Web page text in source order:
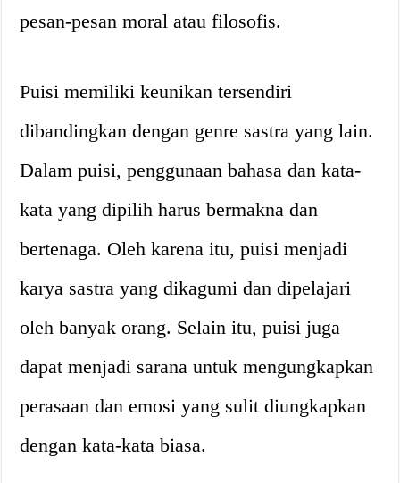
pesan-pesan moral atau filosofis.
Puisi memiliki keunikan tersendiri
dibandingkan dengan genre sastra yang lain.
Dalam puisi, penggunaan bahasa dan kata-
kata yang dipilih harus bermakna dan
bertenaga. Oleh karena itu, puisi menjadi
karya sastra yang dikagumi dan dipelajari
oleh banyak orang. Selain itu, puisi juga
dapat menjadi sarana untuk mengungkapkan
perasaan dan emosi yang sulit diungkapkan
dengan kata-kata biasa.